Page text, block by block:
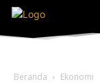
Beranda Ekonomi